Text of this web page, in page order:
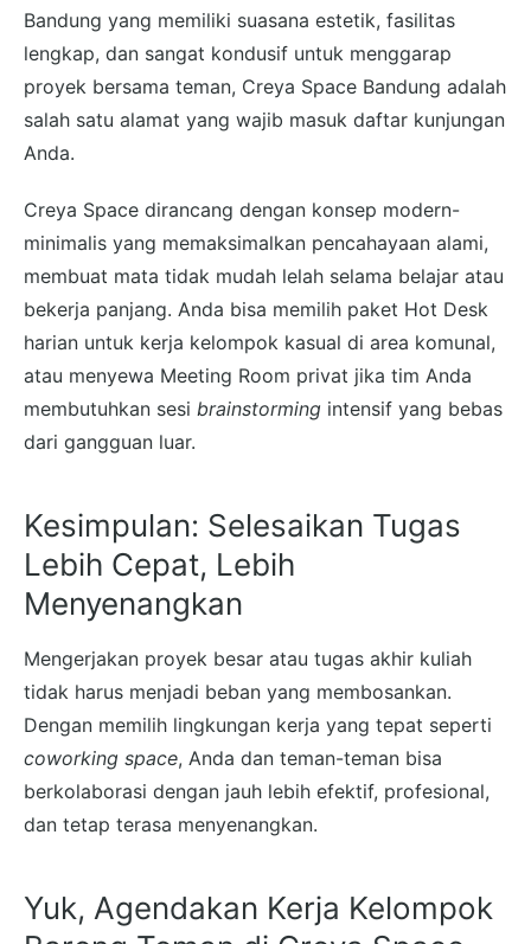
Bandung yang memiliki suasana estetik, fasilitas
lengkap, dan sangat kondusif untuk menggarap
proyek bersama teman, Creya Space Bandung adalah
salah satu alamat yang wajib masuk daftar kunjungan
Anda.
Creya Space dirancang dengan konsep modern-
minimalis yang memaksimalkan pencahayaan alami,
membuat mata tidak mudah lelah selama belajar atau
bekerja panjang. Anda bisa memilih paket Hot Desk
harian untuk kerja kelompok kasual di area komunal,
atau menyewa Meeting Room privat jika tim Anda
membutuhkan sesi brainstorming intensif yang bebas
dari gangguan luar.
Kesimpulan: Selesaikan Tugas
Lebih Cepat, Lebih
Menyenangkan
Mengerjakan proyek besar atau tugas akhir kuliah
tidak harus menjadi beban yang membosankan.
Dengan memilih lingkungan kerja yang tepat seperti
coworking space, Anda dan teman-teman bisa
berkolaborasi dengan jauh lebih efektif, profesional,
dan tetap terasa menyenangkan.
Yuk, Agendakan Kerja Kelompok